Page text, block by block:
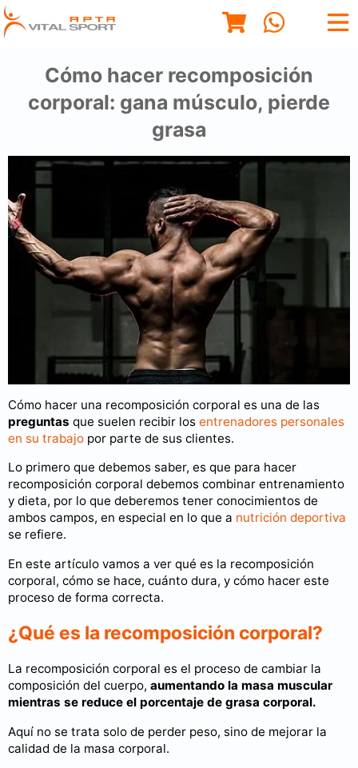
Cómo hacer recomposición
corporal: gana músculo, pierde
grasa
Cómo hacer una recomposición corporal es una de las
preguntas que suelen recibir los entrenadores personales
en su trabajo por parte de sus clientes.
Lo primero que debemos saber, es que para hacer
recomposición corporal debemos combinar entrenamiento
y dieta, por lo que deberemos tener conocimientos de
ambos campos, en especial en lo que a nutrición deportiva
se refiere.
En este artículo vamos a ver qué es la recomposición
corporal, cómo se hace, cuánto dura, y cómo hacer este
proceso de forma correcta.
¿Qué es la recomposición corporal?
La recomposición corporal es el proceso de cambiar la
composición del cuerpo, aumentando la masa muscular
mientras se reduce el porcentaje de grasa corporal.
Aquí no se trata solo de perder peso, sino de mejorar la
calidad de la masa corporal.